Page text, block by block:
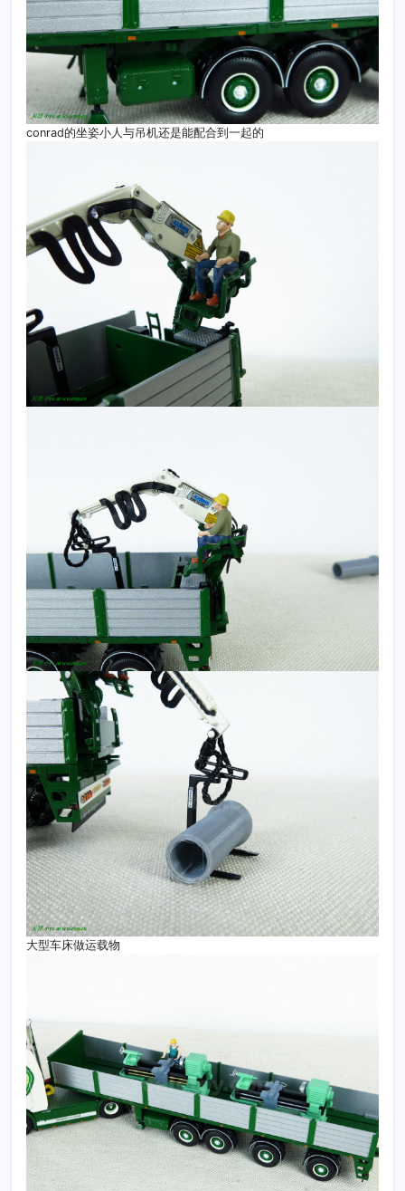
conrad的坐姿小人与吊机还是能配合到一起的
大型车床做运载物